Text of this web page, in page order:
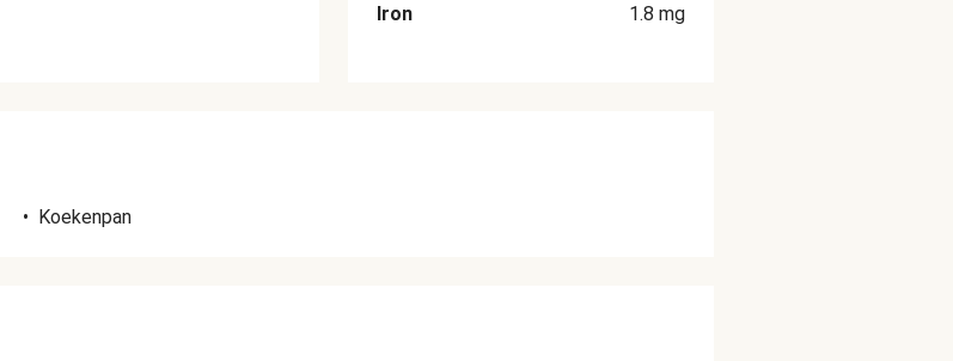
Iron 1.8 mg
• Koekenpan